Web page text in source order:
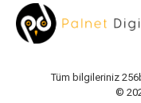
Tüm bilgileriniz
©